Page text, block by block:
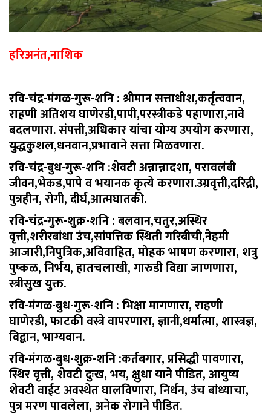
हरिअनंत,नाशिक
रवि-चंद्र-मंगळ-गुरू-शनि :श्रीमान सत्ताधीश,कर्तृत्ववान,
राहणी अतिशय घाणेरडी,पापी,परस्त्रीकडे पहाणारा,नावे
बदलणारा. संपत्ती,अधिकार यांचा योग्य उपयोग करणारा,
युद्धकुशल,धनवान,प्रभावाने सत्ता मिळवणारा.
रवि-चंद्र-बुध-गुरू-शनि :शेवटी अन्नान्नादशा, परावलंबी
जीवन,भेकड,पापे व भयानक कृत्ये करणारा.उग्रवृत्ती,दरिद्री,
पुत्रहीन, रोगी, दीर्घ,आत्मघातकी.
रवि-चंद्र-गुरू-शुक्र-शनि :बलवान,चतुर,अस्थिर
वृत्ती,शरीरबांधा उंच,सांपत्तिक स्थिती गरिबीची,नेहमी
आजारी,निपुत्रिक,अविवाहित, मोहक भाषण करणारा, शत्रु
पुष्कळ, निर्भय, हातचलाखी, गारुडी विद्या जाणणारा,
स्त्रीसुख युक्त.
रवि-मंगळ-बुध-गुरू-शनि :भिक्षा मागणारा, राहणी
घाणेरडी, फाटकी वस्त्रे वापरणारा, ज्ञानी,धर्मात्मा, शास्त्रज्ञ,
विद्वान, भाग्यवान.
रवि-मंगळ-बुध-शुक्र-शनि :कर्तबगार, प्रसिद्धी पावणारा,
स्थिर वृत्ती, शेवटी दुःख, भय, क्षुधा याने पीडित, आयुष्य
शेवटी वाईट अवस्थेत घालविणारा, निर्धन, उंच बांध्याचा,
पुत्र मरण पावलेला, अनेक रोगाने पीडित.